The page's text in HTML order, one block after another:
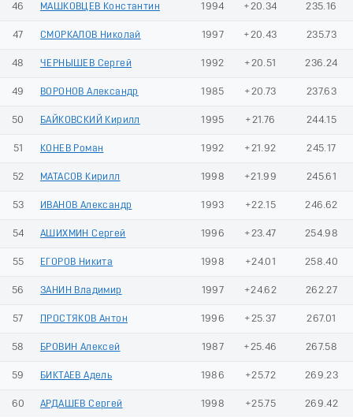
46 МАШКОВЦЕВ Константин 1994 +20.34 235.16
47 СМОРКАЛОВ Николай 1997 +20.43 235.73
48 ЧЕРНЫШЕВ Сергей 1992 +20.51 236.24
49 ВОРОНОВ Александр 1985 +20.73 237.63
50 БАЙКОВСКИЙ Кирилл 1995 +21.76 244.15
51 КОНЕВ Роман 1992 +21.92 245.17
52 МАТАСОВ Кирилл 1998 +21.99 245.61
53 ИВАНОВ Александр 1993 +22.15 246.62
54 АШИХМИН Сергей 1996 +23.47 254.98
55 ЕГОРОВ Никита 1998 +24.01 258.40
56 ЗАНИН Владимир 1997 +24.62 262.27
57 ПРОСТЯКОВ Антон 1996 +25.37 267.01
58 БРОВИН Алексей 1987 +25.46 267.58
59 БИКТАЕВ Адель 1986 +25.72 269.23
60 АРДАШЕВ Сергей 1998 +25.75 269.42